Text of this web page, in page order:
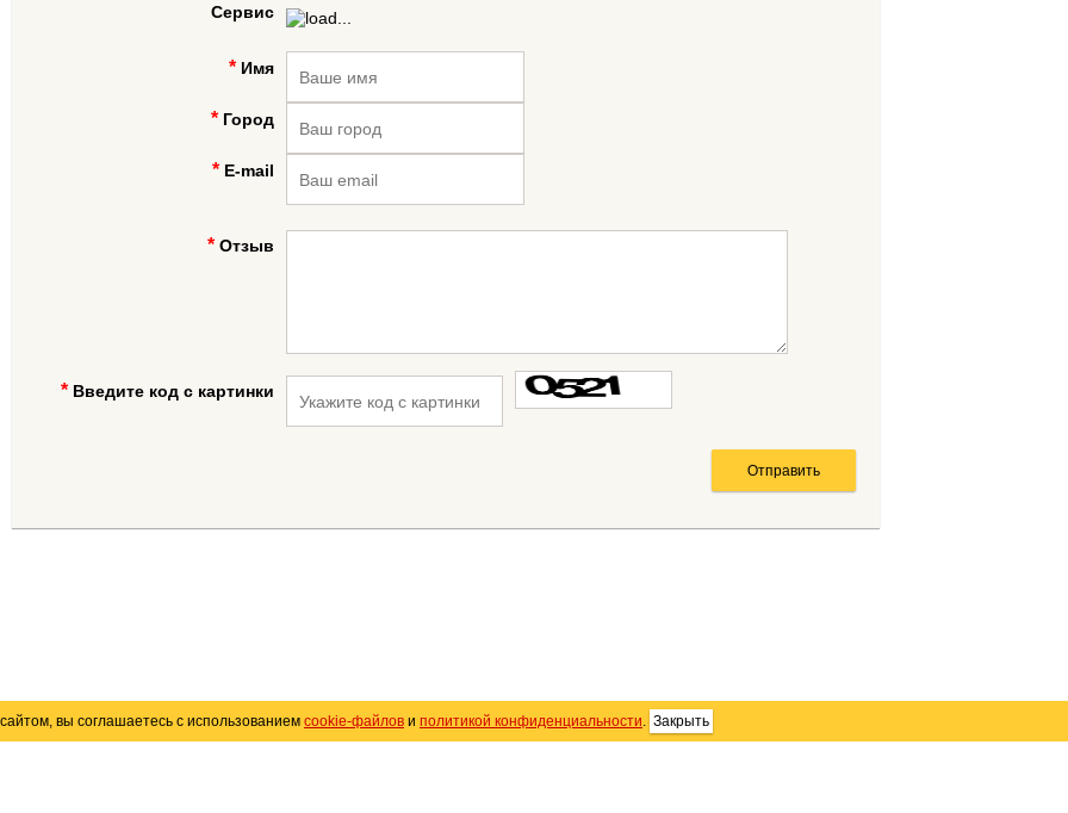
Сервис
Имя
Город
E-mail
Отзыв
Введите код с картинки
вы соглашаетесь с использованием cookie-файлов и политикой конфиденциальности. Закрыть